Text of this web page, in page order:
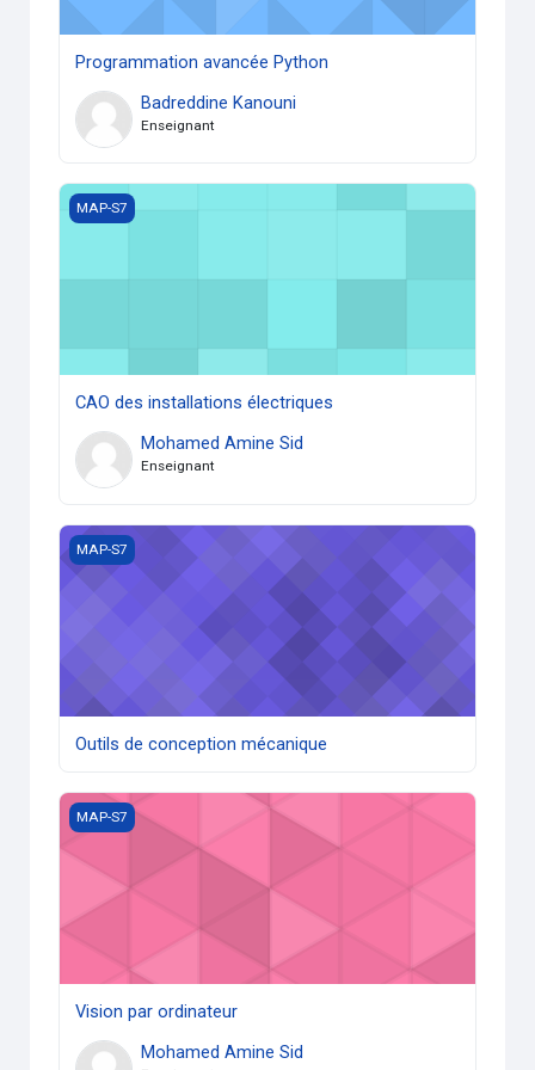
Programmation avancée Python
Badreddine Kanouni
Enseignant
CAO des installations électriques
MAP-S7
CAO des installations électriques
Mohamed Amine Sid
Enseignant
Outils de conception mécanique
MAP-S7
Outils de conception mécanique
Vision par ordinateur
MAP-S7
Vision par ordinateur
Mohamed Amine Sid